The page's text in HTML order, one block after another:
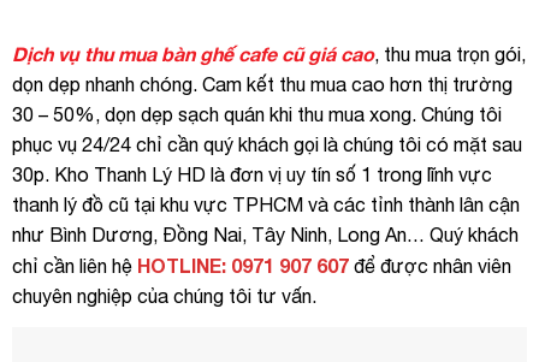
Dịch vụ thu mua bàn ghế cafe cũ giá cao, thu mua trọn gói,
dọn dẹp nhanh chóng. Cam kết thu mua cao hơn thị trường
30 – 50%, dọn dẹp sạch quán khi thu mua xong. Chúng tôi
phục vụ 24/24 chỉ cần quý khách gọi là chúng tôi có mặt sau
30p. Kho Thanh Lý HD là đơn vị uy tín số 1 trong lĩnh vực
thanh lý đồ cũ tại khu vực TPHCM và các tỉnh thành lân cận
như Bình Dương, Đồng Nai, Tây Ninh, Long An… Quý khách
chỉ cần liên hệ HOTLINE: 0971 907 607 để được nhân viên
chuyên nghiệp của chúng tôi tư vấn.